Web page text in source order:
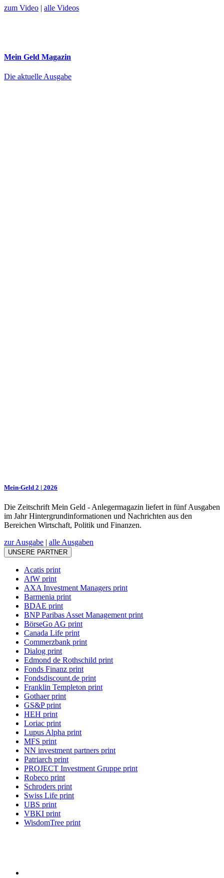
zum Video | alle Videos
Mein Geld Magazin
Die aktuelle Ausgabe
Mein-Geld 2 | 2026
Die Zeitschrift Mein Geld - Anlegermagazin liefert in fünf Ausgaben
im Jahr Hintergrundinformationen und Nachrichten aus den
Bereichen Wirtschaft, Politik und Finanzen.
zur Ausgabe | alle Ausgaben
UNSERE PARTNER
Acatis print
AfW print
AXA Investment Managers print
Barmenia print
BDAE print
BNP Paribas Asset Management print
BörseGo AG print
Canada Life print
Commerzbank print
Dialog print
Edmond de Rothschild print
Fonds Finanz print
Fondsdiscount.de print
Franklin Templeton print
Gothaer print
GS&P print
HEH print
Loriac print
Lupus Alpha print
MFS print
NN investment partners print
Patriarch print
PROJECT Investment Gruppe print
Robeco print
Schroders print
Swiss Life print
UBS print
VBKI print
WisdomTree print